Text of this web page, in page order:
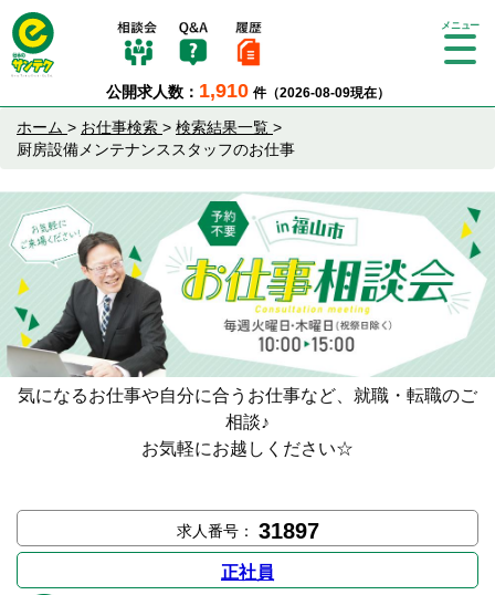
公開求人数： 1,910 件（2026-08-09現在）
Tog
ホーム > お仕事検索 > 検索結果一覧 >
厨房設備メンテナンススタッフのお仕事
気になるお仕事や自分に合うお仕事など、就職・転職のご
相談♪
お気軽にお越しください☆
求人番号： 31897
正社員